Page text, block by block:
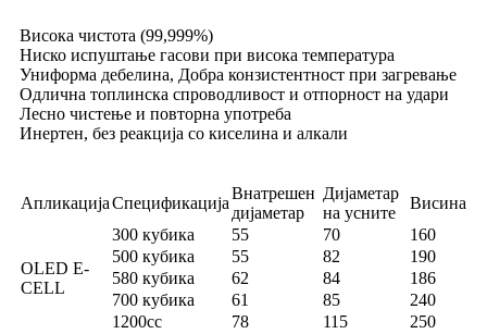
Висока чистота (99,999%)
Ниско испуштање гасови при висока температура
Униформа дебелина, Добра конзистентност при загревање
Одлична топлинска спроводливост и отпорност на удари
Лесно чистење и повторна употреба
Инертен, без реакција со киселина и алкали
АпликацијаСпецификација
Внатрешен
дијаметар
Дијаметар
на усните
Висина
OLED E-
CELL
300 кубика 55 70
160
500 кубика
55 82
190
580 кубика
62 84
186
700 кубика
61 85
240
1200cc
78 115 250